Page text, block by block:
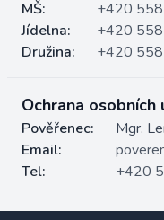
MŠ:
+420
Jídelna:
+420
Družina:
+420
Ochrana osobních
Pověřenec:
Mgr.
Email:
Tel:
+420